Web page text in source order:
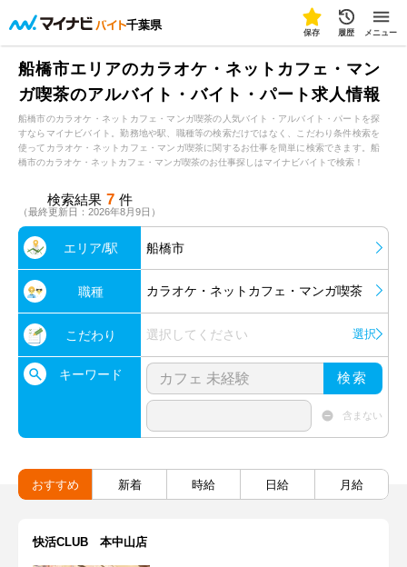
千葉県
保存 履歴 メニュー
船橋市エリアのカラオケ・ネットカフェ・マン
ガ喫茶のアルバイト・バイト・パート求人情報
船橋市のカラオケ・ネットカフェ・マンガ喫茶の人気バイト・アルバイト・パートを探
すならマイナビバイト。勤務地や駅、職種等の検索だけではなく、こだわり条件検索を
使ってカラオケ・ネットカフェ・マンガ喫茶に関するお仕事を簡単に検索できます。船
橋市のカラオケ・ネットカフェ・マンガ喫茶のお仕事探しはマイナビバイトで検索！
検索結果 7 件
（最終更新日：2026年8月9日）
エリア/駅 船橋市
職種 カラオケ・ネットカフェ・マンガ喫茶
こだわり 選択してください 選択
キーワード 検索
含まない
おすすめ 新着 時給 日給 月給
快活CLUB 本中山店